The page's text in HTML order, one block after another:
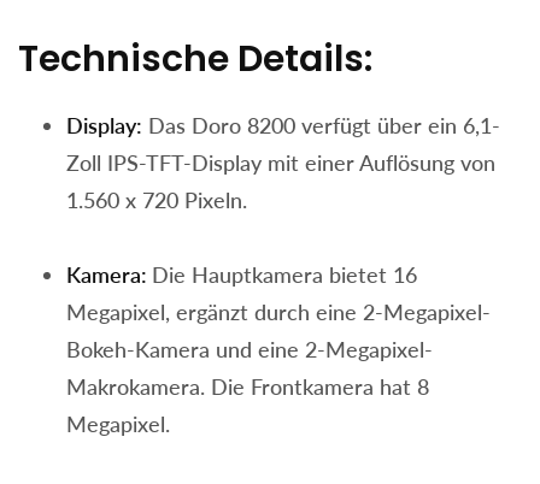
Technische Details:
Display: Das Doro 8200 verfügt über ein 6,1-
Zoll IPS-TFT-Display mit einer Auflösung von
1.560 x 720 Pixeln.
Kamera: Die Hauptkamera bietet 16
Megapixel, ergänzt durch eine 2-Megapixel-
Bokeh-Kamera und eine 2-Megapixel-
Makrokamera. Die Frontkamera hat 8
Megapixel.